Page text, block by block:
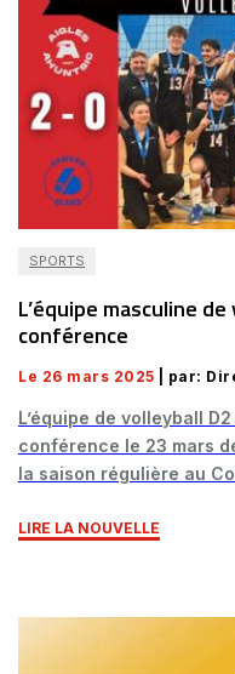
SPORTS
L’équipe masculine
conférence
Le 26 mars 2025 | par:
L’équipe de volleyball
conférence le 23 mars
la saison régulière au
LIRE LA NOUVELLE